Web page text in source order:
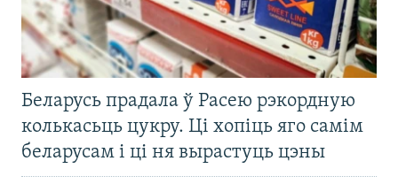
Беларусь прадала ў Расею рэкордную
колькасьць цукру. Ці хопіць яго самім
беларусам і ці ня вырастуць цэны